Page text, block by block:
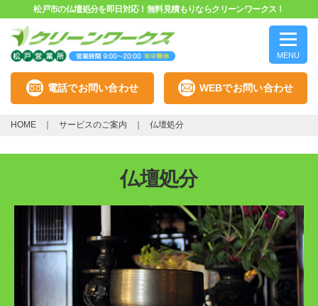
松戸市の仏壇処分を即日対応！無料見積もりならクリーンワークス！
MENU
電話でお問い合わせ WEBでお問い合わせ
HOME サービスのご案内 仏壇処分
仏壇処分